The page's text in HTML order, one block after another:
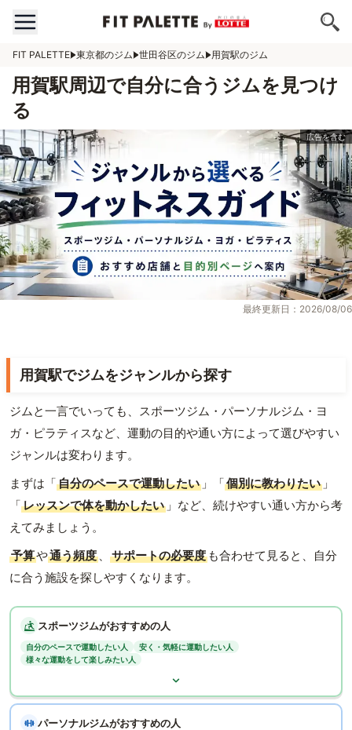
FIT PALETTE 東京都のジム 世田谷区のジム 用賀駅のジム
用賀駅周辺で自分に合うジムを見つけ
る
最終更新日：2026/08/06
用賀駅でジムをジャンルから探す
ジムと一言でいっても、スポーツジム・パーソナルジム・ヨ
ガ・ピラティスなど、運動の目的や通い方によって選びやすい
ジャンルは変わります。
まずは「自分のペースで運動したい 」「個別に教わりたい 」
「レッスンで体を動かしたい 」など、続けやすい通い方から考
えてみましょう。
予算や通う頻度 、 サポートの必要度 も合わせて見ると、自分
に合う施設を探しやすくなります。
スポーツジムがおすすめの人
自分のペースで運動したい人
安く・気軽に運動したい人
様々な運動をして楽しみたい人
パーソナルジムがおすすめの人